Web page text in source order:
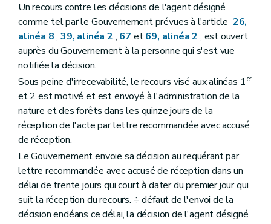
Un recours contre les décisions de l'agent désigné
comme tel par le Gouvernement prévues à l'article 26,
alinéa 8,39, alinéa 2 , 67 et69, alinéa 2 , est ouvert
auprès du Gouvernement à la personne qui s'est vue
notifiée la décision.
Sous peine d'irrecevabilité, le recours visé aux alinéas 1er
et 2 est motivé et est envoyé à l'administration de la
nature et des forêts dans les quinze jours de la
réception de l'acte par lettre recommandée avec accusé
de réception.
Le Gouvernement envoie sa décision au requérant par
lettre recommandée avec accusé de réception dans un
délai de trente jours qui court à dater du premier jour qui
suit la réception du recours. ÷ défaut de l'envoi de la
décision endéans ce délai, la décision de l'agent désigné